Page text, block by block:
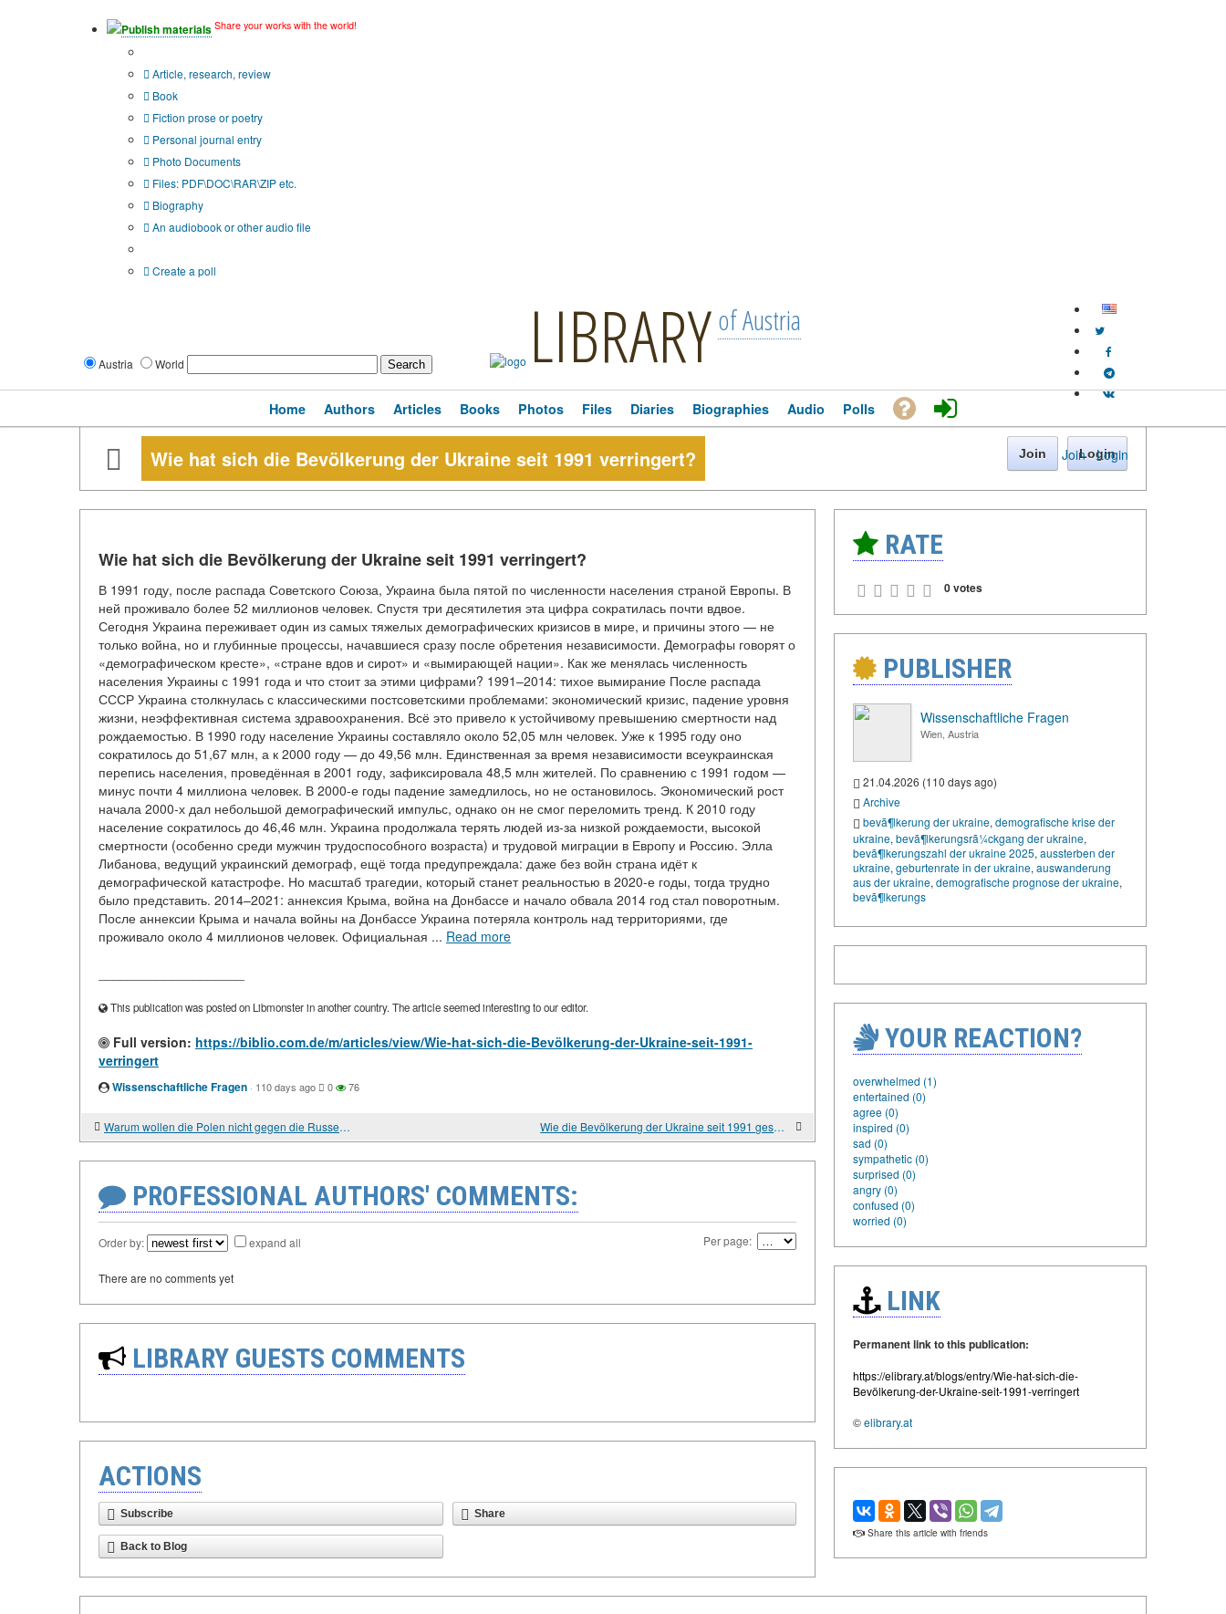
Publish materials Share your works with the world!
Article, research, review
Book
Fiction prose or poetry
Personal journal entry
Photo Documents
Files: PDF\DOC\RAR\ZIP etc.
Biography
An audiobook or other audio file
Create a poll
Austria World LIBRARY of Austria
Join · Login
Home Authors Articles Books Photos Files Diaries Biographies Audio Polls
Wie hat sich die Bevölkerung der Ukraine seit 1991 verringert? Join Login
Wie hat sich die Bevölkerung der Ukraine seit 1991 verringert?
В 1991 году, после распада Советского Союза, Украина была пятой по численности населения страной Европы. В
ней проживало более 52 миллионов человек. Спустя три десятилетия эта цифра сократилась почти вдвое.
Сегодня Украина переживает один из самых тяжелых демографических кризисов в мире, и причины этого — не
только война, но и глубинные процессы, начавшиеся сразу после обретения независимости. Демографы говорят о
«демографическом кресте», «стране вдов и сирот» и «вымирающей нации». Как же менялась численность
населения Украины с 1991 года и что стоит за этими цифрами? 1991–2014: тихое вымирание После распада
СССР Украина столкнулась с классическими постсоветскими проблемами: экономический кризис, падение уровня
жизни, неэффективная система здравоохранения. Всё это привело к устойчивому превышению смертности над
рождаемостью. В 1990 году население Украины составляло около 52,05 млн человек. Уже к 1995 году оно
сократилось до 51,67 млн, а к 2000 году — до 49,56 млн. Единственная за время независимости всеукраинская
перепись населения, проведённая в 2001 году, зафиксировала 48,5 млн жителей. По сравнению с 1991 годом —
минус почти 4 миллиона человек. В 2000-е годы падение замедлилось, но не остановилось. Экономический рост
начала 2000-х дал небольшой демографический импульс, однако он не смог переломить тренд. К 2010 году
население сократилось до 46,46 млн. Украина продолжала терять людей из-за низкой рождаемости, высокой
смертности (особенно среди мужчин трудоспособного возраста) и трудовой миграции в Европу и Россию. Элла
Либанова, ведущий украинский демограф, ещё тогда предупреждала: даже без войн страна идёт к
демографической катастрофе. Но масштаб трагедии, который станет реальностью в 2020-е годы, тогда трудно
было представить. 2014–2021: аннексия Крыма, война на Донбассе и начало обвала 2014 год стал поворотным.
После аннексии Крыма и начала войны на Донбассе Украина потеряла контроль над территориями, где
проживало около 4 миллионов человек. Официальная ... Read more
This publication was posted on Libmonster in another country. The article seemed interesting to our editor.
Full version: https://biblio.com.de/m/articles/view/Wie-hat-sich-die-Bevölkerung-der-Ukraine-seit-1991-
verringert
Wissenschaftliche Fragen · 110 days ago 0 76
Warum wollen die Polen nicht gegen die Russen kämpfen? Eine Analyse von Ängsten und Realitäten. Wie die Bevölkerung der Ukraine seit 1991 gesunken ist.
PROFESSIONAL AUTHORS' COMMENTS:
Order by: expand all Per page:
There are no comments yet
LIBRARY GUESTS COMMENTS
ACTIONS
Subscribe Share
Back to Blog
RATE
0 votes
PUBLISHER
Wissenschaftliche Fragen
Wien, Austria
21.04.2026 (110 days ago)
Archive
bevã¶lkerung der ukraine, demografische krise der
ukraine, bevã¶lkerungsrã¼ckgang der ukraine,
bevã¶lkerungszahl der ukraine 2025, aussterben der
ukraine, geburtenrate in der ukraine, auswanderung
aus der ukraine, demografische prognose der ukraine,
bevã¶lkerungs
YOUR REACTION?
overwhelmed (1)
entertained (0)
agree (0)
inspired (0)
sad (0)
sympathetic (0)
surprised (0)
angry (0)
confused (0)
worried (0)
LINK
Permanent link to this publication:
https://elibrary.at/blogs/entry/Wie-hat-sich-die-
Bevölkerung-der-Ukraine-seit-1991-verringert
©elibrary.at
Share this article with friends